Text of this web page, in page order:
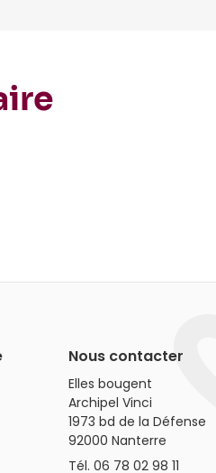
Nous contacter
Elles bougent
Archipel Vinci
1973 bd de la Défense
92000 Nanterre
Tél.06 78 02 98 11